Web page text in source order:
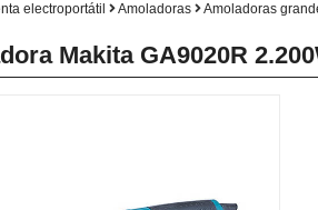
electroportátil Amoladoras Amoladoras
Makita GA9020R